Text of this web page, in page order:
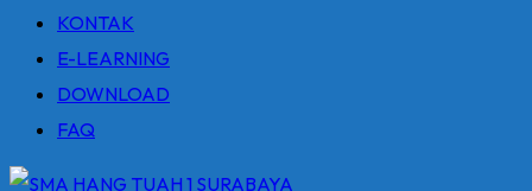
KONTAK
E-LEARNING
DOWNLOAD
FAQ